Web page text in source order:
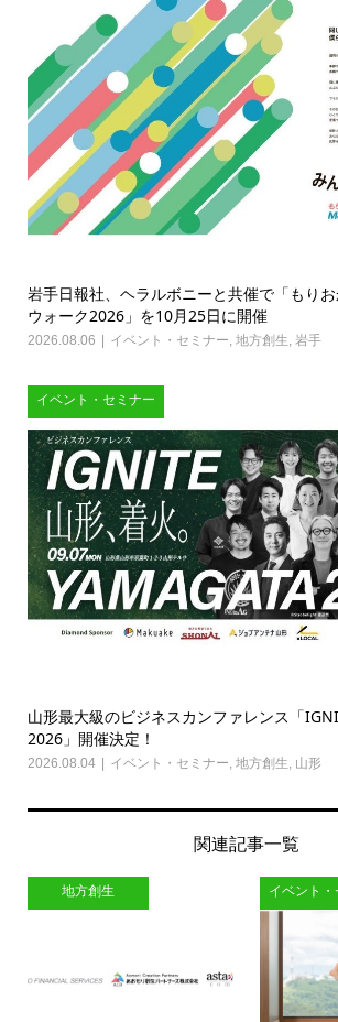
岩手日報社、ヘラルボニーと共催で「もり
ウォーク2026」を10月25日に開催
2026.08.06 イベント・セミナー, 地方創生, 岩手
イベント・セミナー
山形最大級のビジネスカンファレンス「
2026」開催決定！
2026.08.04 イベント・セミナー, 地方創生, 山形
関連記事一覧
地方創生 イベント・